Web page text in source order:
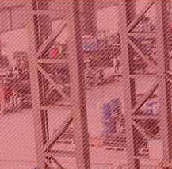
公司简介
企业文化
企业风采
企业资质
厂区展示
破碎机系列
筛分系列
洗砂设备
制砂机系列
移动站系列
板框压滤机